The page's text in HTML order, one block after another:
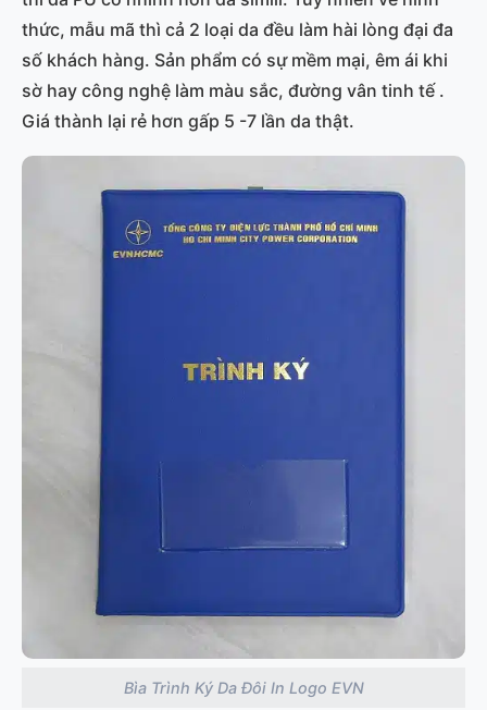
thức, mẫu mã thì cả 2 loại da đều làm hài lòng đại đa
số khách hàng. Sản phẩm có sự mềm mại, êm ái khi
sờ hay công nghệ làm màu sắc, đường vân tinh tế .
Giá thành lại rẻ hơn gấp 5 -7 lần da thật.
Bìa Trình Ký Da Đôi In Logo EVN